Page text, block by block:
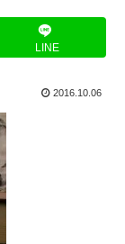
LINE
2016.10.06